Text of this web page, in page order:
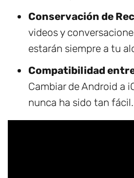
Conservación de
videos y
estarán siempre a tu
Compatibilidad
Cambiar de Android a
nunca ha sido tan fácil.